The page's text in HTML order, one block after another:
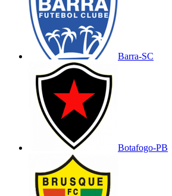
Barra-SC
Botafogo-PB